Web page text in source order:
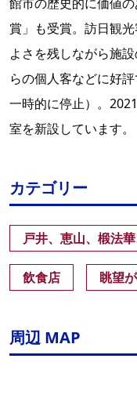
賞」も受賞。訪日観
よさを残しながら施
らの個人客などに好
一時的に停止）。
室を新設しています。
カテゴリー
戸井、恵山、椴法
飲食店 眺望
周辺 MAP